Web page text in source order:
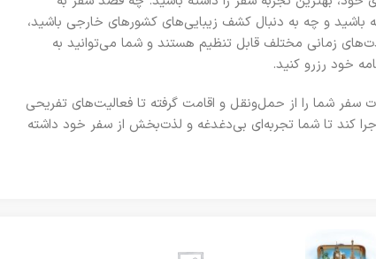
باشید و چه به دنبال کشف زیبایی‌های کشورهای خارجی باشید،
زمانی مختلف قابل تنظیم هستند و شما می‌توانید به
خود رزرو کنید.
سفر شما را از حمل‌ونقل و اقامت گرفته تا فعالیت‌های تفریحی
کند تا شما تجربه‌ای بی‌دغدغه و لذت‌بخش از سفر خود داشته